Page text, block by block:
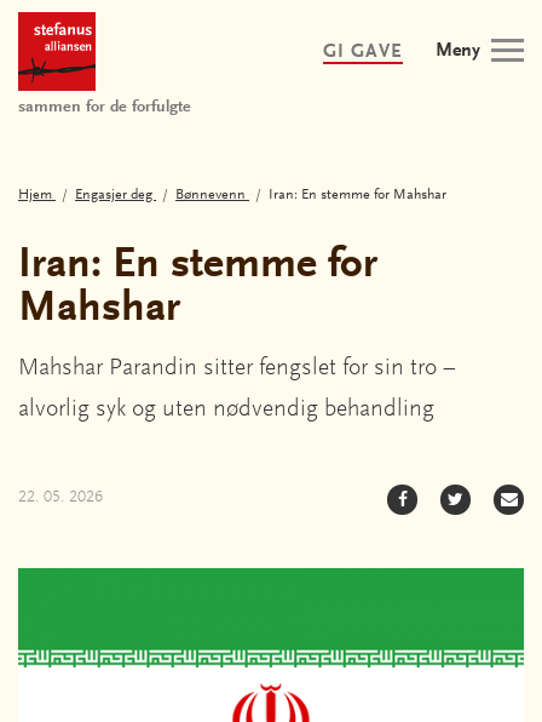
Meny
sammen for de forfulgte
GI GAVE
Hjem Engasjer deg Bønnevenn Iran: En stemme for Mahshar
Iran: En stemme for
Mahshar
Mahshar Parandin sitter fengslet for sin tro –
alvorlig syk og uten nødvendig behandling
22. 05. 2026